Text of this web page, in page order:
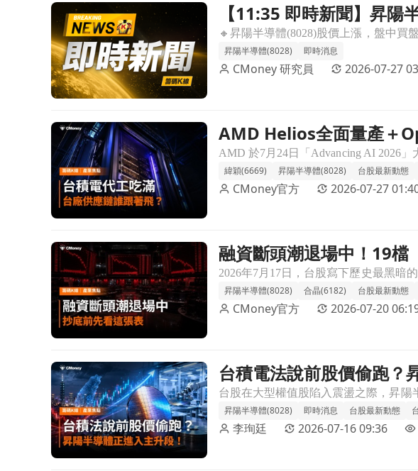
前往【11:35 即時新聞】昇陽半導體(8028)股價小幅走強至308元，處置
【11:35 即時新聞】昇
檔箱體支撐成盤面焦點
昇陽半導體(8028)
即時消息
CMoney 研究員 2026-07-27
前往AMD Helios全面量產＋OpenAI年底部署：台積電代工吃滿，台廠
AMD Helios全面量產＋
飛？
緯穎(6669)
昇陽半導體(8028) 台股最新動態
CMoney官方 2026-07-27
前往融資斷頭潮退場中！19檔「融資大減＋法人買超」股出列，抄底前
融資斷頭潮退場中！19檔
昇陽半導體(8028)
合晶(6182) 台股最新動態
CMoney官方 2026-07-20
前往台積電法說前股價偷跑？昇陽半導體迎接擴產與高階再生晶圓新週期
台積電法說前股價偷跑？
昇陽半導體(8028)
即時消息 台股最新動態
李珣廷 2026-07-16 09:36